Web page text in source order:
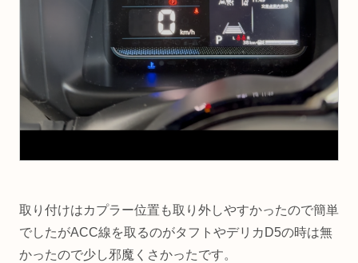
取り付けはカプラー位置も取り外しやすかったので簡単
でしたがACC線を取るのがタフトやデリカD5の時は無
かったので少し邪魔くさかったです。